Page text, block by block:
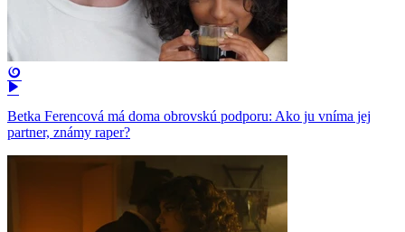
Betka Ferencová má doma obrovskú podporu: Ako ju vníma jej
partner, známy raper?